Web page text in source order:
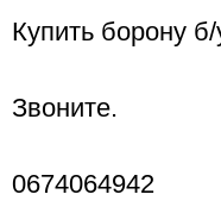
Купить борону
Звоните.
0674064942